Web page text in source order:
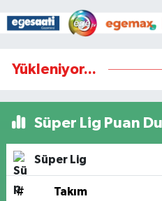
Yükleniyor...
Süper Lig Puan
Süper Lig
# Takım